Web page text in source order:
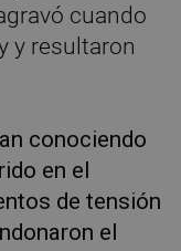
cuando
y resultaron
conociendo
en el
de tensión
el